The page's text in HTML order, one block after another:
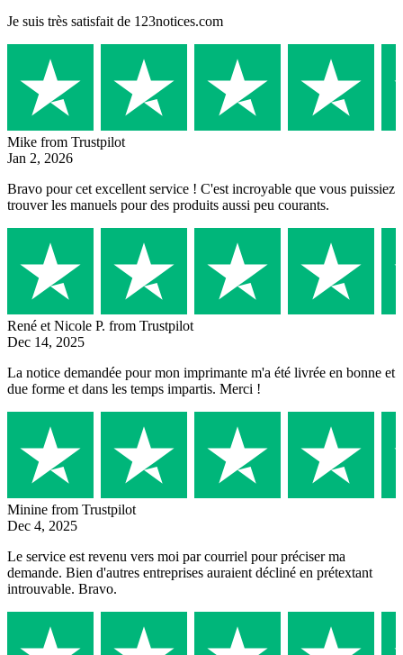
Je suis très satisfait de 123notices.com
Mike from Trustpilot
Jan 2, 2026
Bravo pour cet excellent service ! C'est incroyable que vous puissiez
trouver les manuels pour des produits aussi peu courants.
René et Nicole P. from Trustpilot
Dec 14, 2025
La notice demandée pour mon imprimante m'a été livrée en bonne et
due forme et dans les temps impartis. Merci !
Minine from Trustpilot
Dec 4, 2025
Le service est revenu vers moi par courriel pour préciser ma
demande. Bien d'autres entreprises auraient décliné en prétextant
introuvable. Bravo.